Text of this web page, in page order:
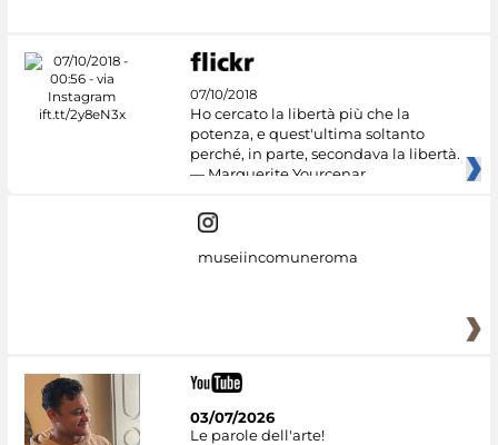
07/10/2018
Ho cercato la libertà più che la
potenza, e quest'ultima soltanto
perché, in parte, secondava la libertà.
— Marguerite Yourcenar
museiincomuneroma
03/07/2026
Le parole dell'arte!